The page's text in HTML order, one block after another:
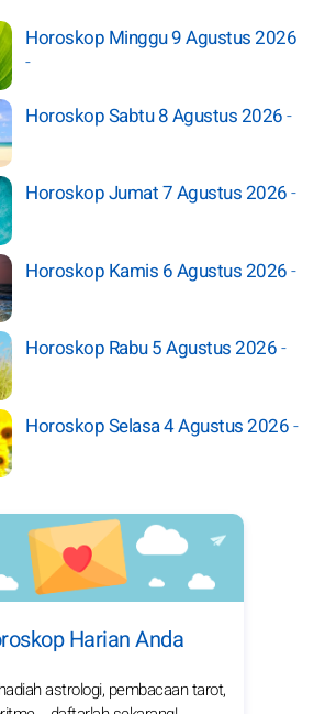
Horoskop Minggu 9 Agustus 2026
-
Horoskop Sabtu 8 Agustus 2026-
Horoskop Jumat 7 Agustus 2026-
Horoskop Kamis 6 Agustus 2026-
Horoskop Rabu 5 Agustus 2026-
Horoskop Selasa 4 Agustus 2026-
Harian Anda
astrologi, pembacaan tarot,